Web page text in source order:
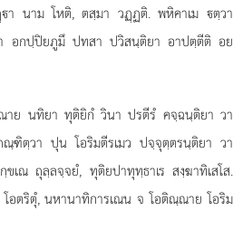
า นาม โหติ, ตสฺมา วฏฺฏติ. พหิคาเม ตฺวา
อกปฺปิยภูมึ ปทสา ปวิสนฺติยา อาปตฺตีติ อย
าย นทิยา ทุติยิกํ วินา ปรตีรํ คจฺฉนฺติยา วา
ณฺฑิตฺวา ปุนโอริมตีรเมว ปจฺจุตฺตรนฺติยา วา
เณ ถุลฺลจฺจยํ, ทุติยปาทุทฺธาเร สงฺฆาทิเสโส.
อตริตุํ, นหานาทิการเณน จ โอติณฺณาย โอริม